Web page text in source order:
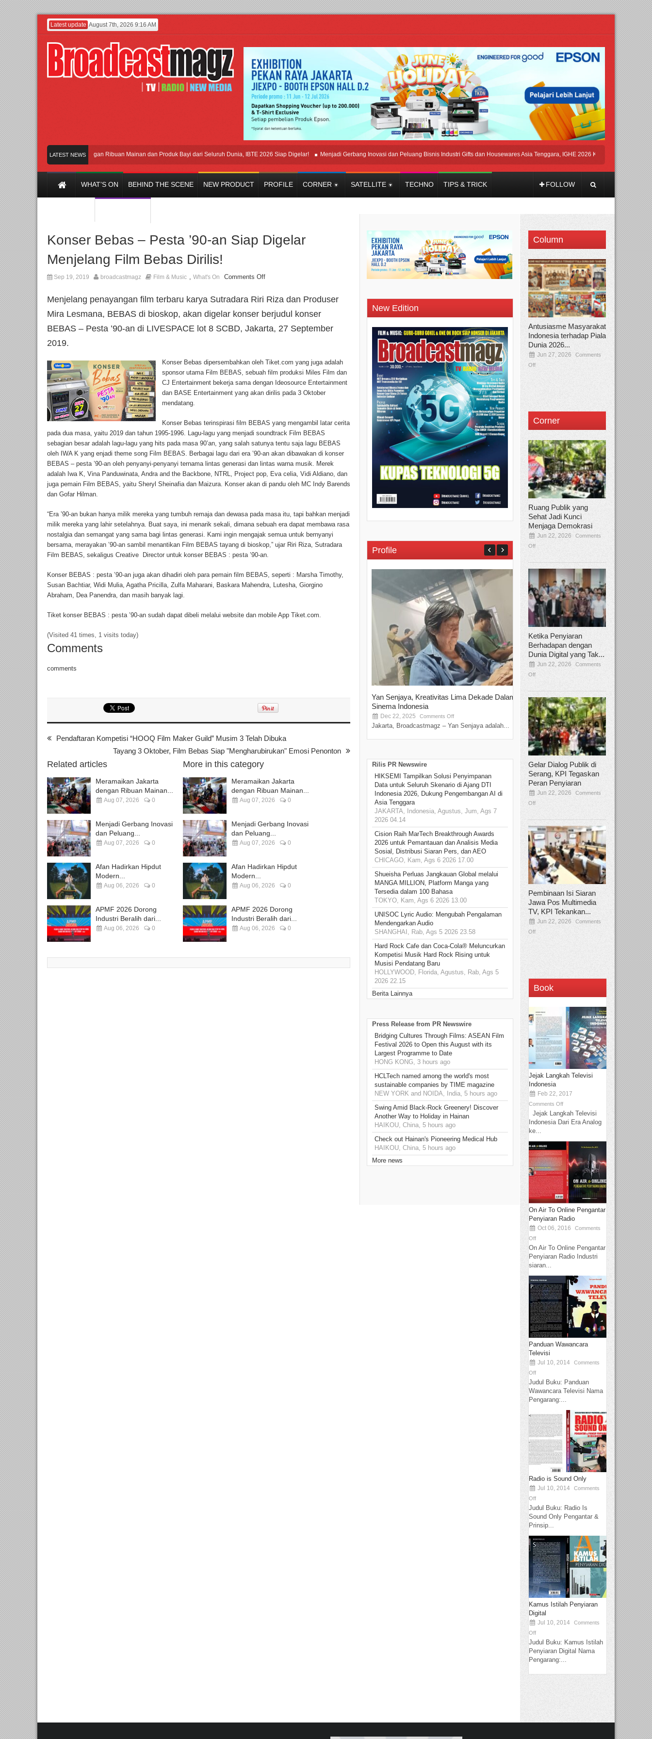
Latest update August 7th, 2026 9:16 AM
LATEST NEWS
Meramaikan Jakarta dengan Ribuan Mainan dan Produk Bayi dari Seluruh Dunia, IBTE 2026 Siap Digelar! Menjadi Gerbang Inovasi dan Peluang Bisnis Industri Gifts dan Housewares Asia Tenggara, IGHE 2026 Kembali Digelar di Jakarta
WHAT’S ON BEHIND THE SCENE NEW PRODUCT PROFILE CORNER SATELLITE TECHNO TIPS & TRICK FOLLOW
Konser Bebas – Pesta ’90-an Siap Digelar
Menjelang Film Bebas Dirilis!
Sep 19, 2019 broadcastmagz Film & Music , What's On Comments Off
Menjelang penayangan film terbaru karya Sutradara Riri Riza dan Produser
Mira Lesmana, BEBAS di bioskop, akan digelar konser berjudul konser
BEBAS – Pesta ’90-an di LIVESPACE lot 8 SCBD, Jakarta, 27 September
2019.
Konser Bebas dipersembahkan oleh Tiket.com yang juga adalah
sponsor utama Film BEBAS, sebuah film produksi Miles Film dan
CJ Entertainment bekerja sama dengan Ideosource Entertainment
dan BASE Entertainment yang akan dirilis pada 3 Oktober
mendatang.
Konser Bebas terinspirasi film BEBAS yang mengambil latar cerita
pada dua masa, yaitu 2019 dan tahun 1995-1996. Lagu-lagu yang menjadi soundtrack Film BEBAS
sebagian besar adalah lagu-lagu yang hits pada masa 90’an, yang salah satunya tentu saja lagu BEBAS
oleh IWA K yang enjadi theme song Film BEBAS. Berbagai lagu dari era ’90-an akan dibawakan di konser
BEBAS – pesta ’90-an oleh penyanyi-penyanyi ternama lintas generasi dan lintas warna musik. Merek
adalah Iwa K, Vina Panduwinata, Andra and the Backbone, NTRL, Project pop, Eva celia, Vidi Aldiano, dan
juga pemain Film BEBAS, yaitu Sheryl Sheinafia dan Maizura. Konser akan di pandu oleh MC Indy Barends
dan Gofar Hilman.
“Era ’90-an bukan hanya milik mereka yang tumbuh remaja dan dewasa pada masa itu, tapi bahkan menjadi
milik mereka yang lahir setelahnya. Buat saya, ini menarik sekali, dimana sebuah era dapat membawa rasa
nostalgia dan semangat yang sama bagi lintas generasi. Kami ingin mengajak semua untuk bernyanyi
bersama, merayakan ’90-an sambil menantikan Film BEBAS tayang di bioskop,” ujar Riri Riza, Sutradara
Film BEBAS, sekaligus Creative Director untuk konser BEBAS : pesta ’90-an.
Konser BEBAS : pesta ’90-an juga akan dihadiri oleh para pemain film BEBAS, seperti : Marsha Timothy,
Susan Bachtiar, Widi Mulia, Agatha Pricilla, Zulfa Maharani, Baskara Mahendra, Lutesha, Giorgino
Abraham, Dea Panendra, dan masih banyak lagi.
Tiket konser BEBAS : pesta ’90-an sudah dapat dibeli melalui website dan mobile App Tiket.com.
(Visited 41 times, 1 visits today)
Comments
comments
Pendaftaran Kompetisi “HOOQ Film Maker Guild” Musim 3 Telah Dibuka
Tayang 3 Oktober, Film Bebas Siap "Mengharubirukan" Emosi Penonton
Related articles
Meramaikan Jakarta
dengan Ribuan Mainan...
Aug 07, 2026 0
Menjadi Gerbang Inovasi
dan Peluang...
Aug 07, 2026 0
Afan Hadirkan Hipdut
Modern...
Aug 06, 2026 0
APMF 2026 Dorong
Industri Beralih dari...
Aug 06, 2026 0
More in this category
Meramaikan Jakarta
dengan Ribuan Mainan...
Aug 07, 2026 0
Menjadi Gerbang Inovasi
dan Peluang...
Aug 07, 2026 0
Afan Hadirkan Hipdut
Modern...
Aug 06, 2026 0
APMF 2026 Dorong
Industri Beralih dari...
Aug 06, 2026 0
New Edition
Profile
Yan Senjaya, Kreativitas Lima Dekade Dalam
Sinema Indonesia
Dec 22, 2025 Comments Off
Jakarta, Broadcastmagz – Yan Senjaya adalah...
Tamee Irelly Menjadi Juri Open
Film Terbaru...
Sep 08, 2025 Comments Off
Bekasi, Broadcastmagz – Dalam upaya
talenta...
Rilis PR Newswire
HIKSEMI Tampilkan Solusi Penyimpanan
Data untuk Seluruh Skenario di Ajang DTI
Indonesia 2026, Dukung Pengembangan AI di
Asia Tenggara
JAKARTA, Indonesia, Agustus, Jum, Ags 7
2026 04.14
Cision Raih MarTech Breakthrough Awards
2026 untuk Pemantauan dan Analisis Media
Sosial, Distribusi Siaran Pers, dan AEO
CHICAGO, Kam, Ags 6 2026 17.00
Shueisha Perluas Jangkauan Global melalui
MANGA MILLION, Platform Manga yang
Tersedia dalam 100 Bahasa
TOKYO, Kam, Ags 6 2026 13.00
UNISOC Lyric Audio: Mengubah Pengalaman
Mendengarkan Audio
SHANGHAI, Rab, Ags 5 2026 23.58
Hard Rock Cafe dan Coca-Cola® Meluncurkan
Kompetisi Musik Hard Rock Rising untuk
Musisi Pendatang Baru
HOLLYWOOD, Florida, Agustus, Rab, Ags 5
2026 22.15
Berita Lainnya
Press Release from PR Newswire
Bridging Cultures Through Films: ASEAN Film
Festival 2026 to Open this August with its
Largest Programme to Date
HONG KONG, 3 hours ago
HCLTech named among the world's most
sustainable companies by TIME magazine
NEW YORK and NOIDA, India, 5 hours ago
Swing Amid Black‑Rock Greenery! Discover
Another Way to Holiday in Hainan
HAIKOU, China, 5 hours ago
Check out Hainan's Pioneering Medical Hub
HAIKOU, China, 5 hours ago
More news
Column
Antusiasme Masyarakat
Indonesia terhadap Piala
Dunia 2026...
Jun 27, 2026
Comments
Off
Corner
Ruang Publik yang
Sehat Jadi Kunci
Menjaga Demokrasi
Jun 22, 2026
Comments
Off
Ketika Penyiaran
Berhadapan dengan
Dunia Digital yang Tak...
Jun 22, 2026
Comments
Off
Gelar Dialog Publik di
Serang, KPI Tegaskan
Peran Penyiaran
Jun 22, 2026
Comments
Off
Pembinaan Isi Siaran
Jawa Pos Multimedia
TV, KPI Tekankan...
Jun 22, 2026
Comments
Off
Book
Jejak Langkah Televisi
Indonesia
Feb 22, 2017
Comments Off
Jejak Langkah Televisi
Indonesia Dari Era Analog
ke...
On Air To Online Pengantar
Penyiaran Radio
Oct 06, 2016
Comments
Off
On Air To Online Pengantar
Penyiaran Radio Industri
siaran...
Panduan Wawancara
Televisi
Jul 10, 2014
Comments
Off
Judul Buku: Panduan
Wawancara Televisi Nama
Pengarang:...
Radio is Sound Only
Jul 10, 2014
Comments
Off
Judul Buku: Radio Is
Sound Only Pengantar &
Prinsip...
Kamus Istilah Penyiaran
Digital
Jul 10, 2014
Comments
Off
Judul Buku: Kamus Istilah
Penyiaran Digital Nama
Pengarang:...